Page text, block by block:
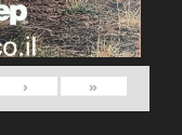
«
‹